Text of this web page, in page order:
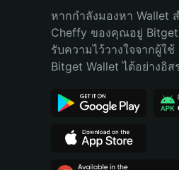
Bahasa Indonesia
Português (Brasil)
หากกำลังมองหา Wallet
Cheffy ของคุณอยู่
รับความไว้วางใจจากผู้
Bitget Wallet ได้อย่างอิส